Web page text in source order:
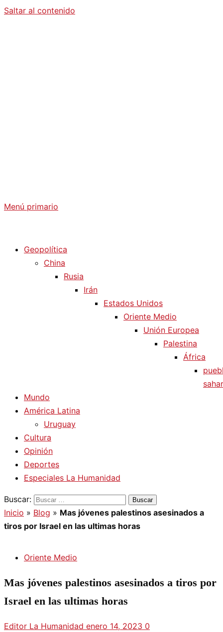
Saltar al contenido
Menú primario
Geopolítica
China
Rusia
Irán
Estados Unidos
Oriente Medio
Unión Europea
Palestina
África
Mundo
América Latina
Uruguay
Cultura
Opinión
Deportes
Especiales La Humanidad
Buscar:
Inicio » Blog » Mas jóvenes palestinos asesinados a
tiros por Israel en las ultimas horas
Oriente Medio
Mas jóvenes palestinos asesinados a tiros por
Israel en las ultimas horas
Editor La Humanidad enero 14, 2023 0